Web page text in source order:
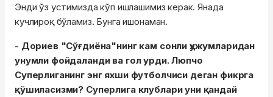
Энди ўз устимизда кўп ишлашимиз керак. Янада
кучлироқ бўламиз. Бунга ишонаман.
- Дориев "Сўғдиёна"нинг кам сонли ҳужумларидан
унумли фойдаланди ва гол урди. Люпчо
Суперлиганинг энг яхши футболчиси деган фикрга
қўшиласизми? Суперлига клублари уни қандай